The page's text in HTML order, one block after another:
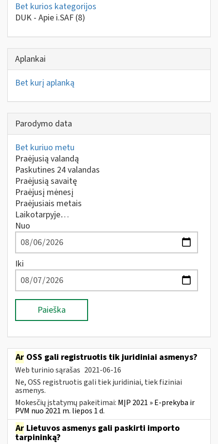
Bet kurios kategorijos
DUK - Apie i.SAF (8)
Aplankai
Bet kurį aplanką
Parodymo data
Bet kuriuo metu
Praėjusią valandą
Paskutines 24 valandas
Praėjusią savaitę
Praėjusį mėnesį
Praėjusiais metais
Laikotarpyje…
Nuo
Iki
Paieška
Ar OSS gali registruotis tik juridiniai asmenys?
Web turinio sąrašas 2021-06-16
Ne, OSS registruotis gali tiek juridiniai, tiek fiziniai
asmenys.
Mokesčių įstatymų pakeitimai: MĮP 2021 » E-prekyba ir
PVM nuo 2021 m. liepos 1 d.
Ar Lietuvos asmenys gali paskirti importo
tarpininką?